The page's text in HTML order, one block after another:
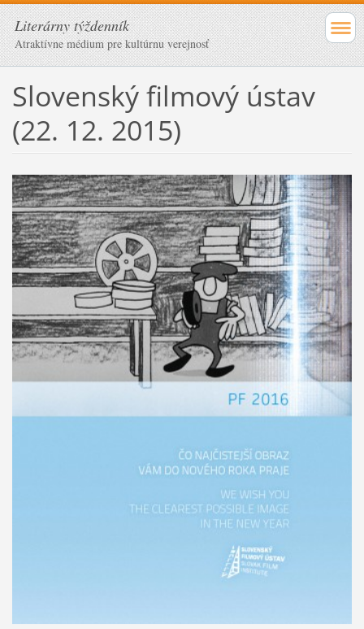
Literárny týždenník
Atraktívne médium pre kultúrnu verejnosť
Slovenský filmový ústav
(22. 12. 2015)